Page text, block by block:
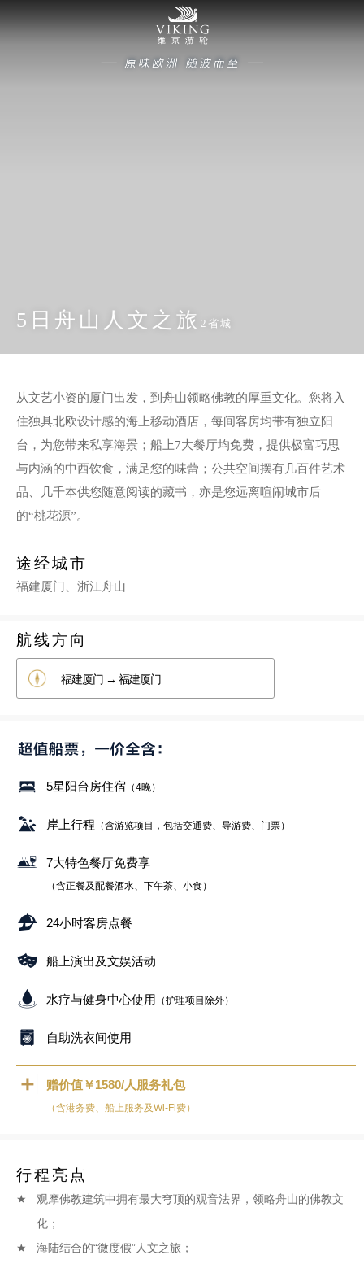
5日舟山人文之旅 2省城
从文艺小资的厦门出发，到舟山领略佛教的厚重文化。您将入
住独具北欧设计感的海上移动酒店，每间客房均带有独立阳
台，为您带来私享海景；船上7大餐厅均免费，提供极富巧思
与内涵的中西饮食，满足您的味蕾；公共空间摆有几百件艺术
品、几千本供您随意阅读的藏书，亦是您远离喧闹城市后
的“桃花源”。
途经城市
福建厦门、浙江舟山
航线方向
福建厦门 → 福建厦门
5星阳台房住宿 （4晚）
岸上行程 （含游览项目，包括交通费、导游费、门票）
7大特色餐厅免费享
（含正餐及配餐酒水、下午茶、小食）
24小时客房点餐
船上演出及文娱活动
水疗与健身中心使用 （护理项目除外）
自助洗衣间使用
赠价值￥1580/人服务礼包
（含港务费、船上服务及Wi-Fi费）
行程亮点
观摩佛教建筑中拥有最大穹顶的观音法界，领略舟山的佛教文
化；
海陆结合的“微度假”人文之旅；